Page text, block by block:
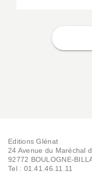
Editions Glénat
24 Avenue du Maréchal
92772 BOULOGNE-
Tel : 01.41.46.11.11